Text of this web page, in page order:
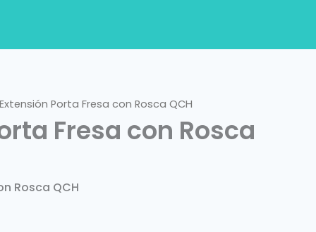
Extensión Porta Fresa con Rosca QCH
Fresa con Rosca
Rosca QCH